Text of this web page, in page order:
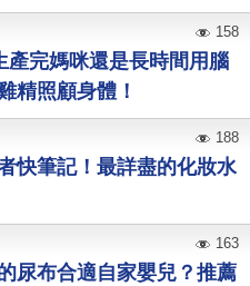
產完媽咪還是長時間用腦
精照顧身體！
158
快筆記！最詳盡的化妝水
188
尿布合適自家嬰兒？推薦
163